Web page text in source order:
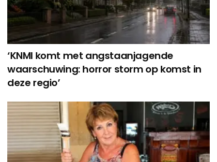
‘KNMI komt met angstaanjagende
waarschuwing: horror storm op komst in
deze regio’